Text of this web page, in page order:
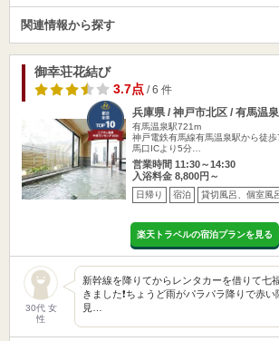
関連情報から探す
御幸荘花結び
3.7点 / 6 件
兵庫県 / 神戸市北区 / 有馬温泉
有馬温泉駅721m
神戸電鉄有馬線有馬温泉駅から徒
馬口ICより5分…
営業時間 11:30～14:30
入浴料金 8,800円～
日帰り 宿泊 貸切風呂、個室風
楽天トラベルの宿泊プランを見る
30代 女
性
新幹線を降りてからレンタカーを借りて七
きました❗️ちょうど雨がパラパラ降りで赤
見…